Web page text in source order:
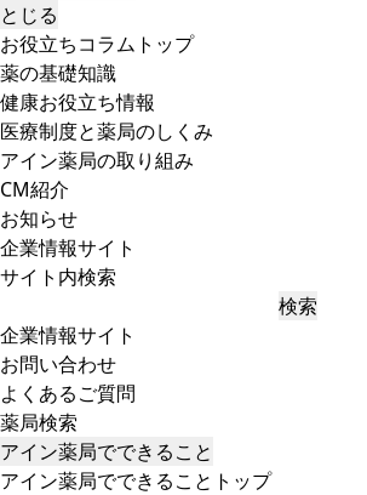
とじる
お役立ちコラムトップ
薬の基礎知識
健康お役立ち情報
医療制度と薬局のしくみ
アイン薬局の取り組み
CM紹介
お知らせ
企業情報サイト
サイト内検索
検索
企業情報サイト
お問い合わせ
よくあるご質問
薬局検索
アイン薬局でできること
アイン薬局でできることトップ